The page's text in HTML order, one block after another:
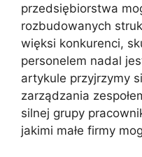
przedsiębiorstwa
rozbudowanych
więksi konkurenci,
personelem nadal
artykule przyjrzymy
zarządzania
silnej grupy
jakimi małe firmy